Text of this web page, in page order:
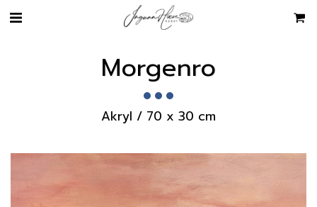
Morgenro
Akryl / 70 x 30 cm